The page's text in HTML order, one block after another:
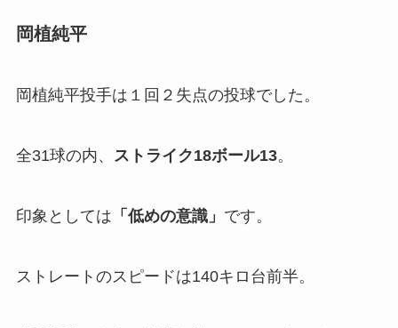
岡植純平
岡植純平投手は１回２失点の投球でした。
全31球の内、 ストライク18ボール13。
印象としては 「 低めの意識」 です。
ストレートのスピードは140キロ台前半。